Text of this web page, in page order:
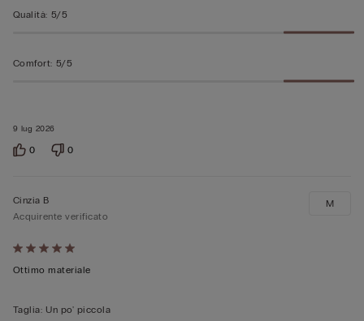
9 lug 2026
Qualità: 5/5
Comfort: 5/5
0 0
Valutato
5
5
Cinzia B
Acquirente verificato
Ottimo materiale
M
Taglia: Un po' piccola